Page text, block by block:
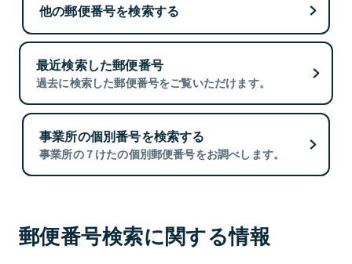
他の郵便番号を検索する
最近検索した郵便番号
過去に検索した郵便番号をご覧いただけます。
事業所の個別番号を検索する
事業所の７けたの個別郵便番号をお調べします。
郵便番号検索に関する情報